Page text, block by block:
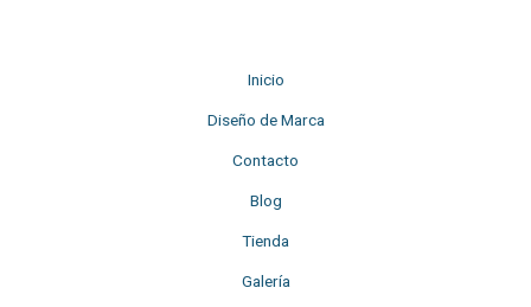
Inicio
Diseño de Marca
Contacto
Blog
Tienda
Galería